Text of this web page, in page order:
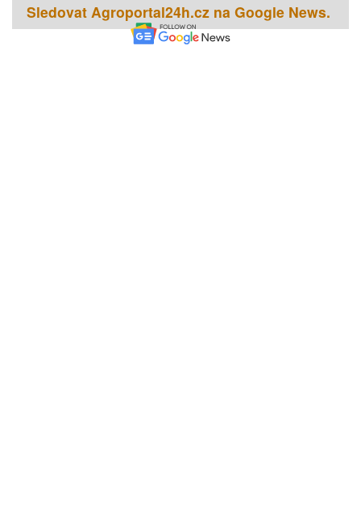
Sledovat Agroportal24h.cz na Google News.